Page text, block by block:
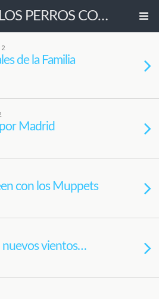
¿SUEÑAN LOS PERROS CON OVEJAS ELÉCTRICAS?
de la Familia
Madrid
con los Muppets
nuevos vientos…